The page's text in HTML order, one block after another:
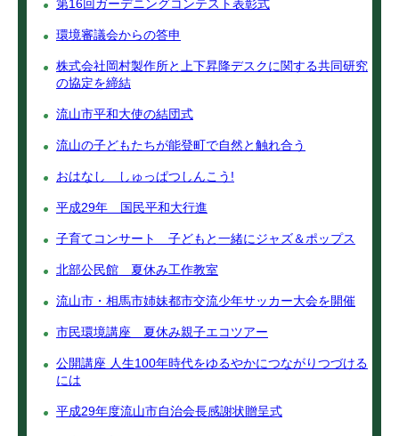
第16回ガーデニングコンテスト表彰式
環境審議会からの答申
株式会社岡村製作所と上下昇降デスクに関する共同研究
の協定を締結
流山市平和大使の結団式
流山の子どもたちが能登町で自然と触れ合う
おはなし しゅっぱつしんこう!
平成29年 国民平和大行進
子育てコンサート 子どもと一緒にジャズ＆ポップス
北部公民館 夏休み工作教室
流山市・相馬市姉妹都市交流少年サッカー大会を開催
市民環境講座 夏休み親子エコツアー
公開講座 人生100年時代をゆるやかにつながりつづける
には
平成29年度流山市自治会長感謝状贈呈式